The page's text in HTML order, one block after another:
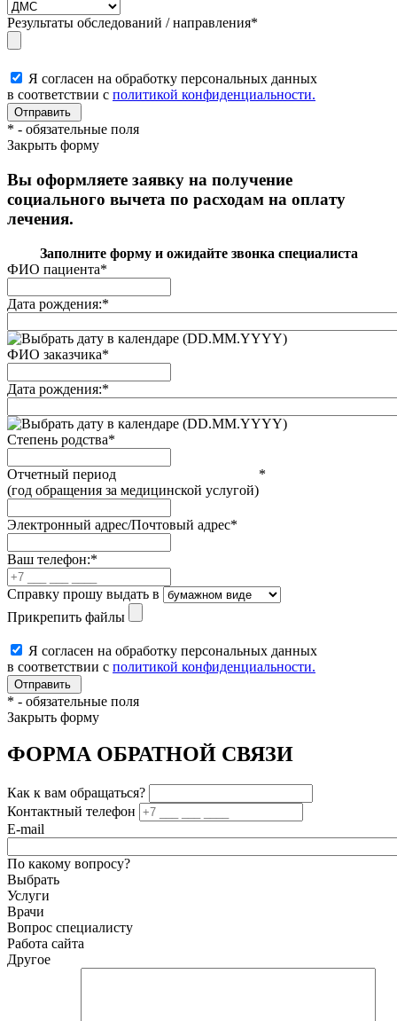
Результаты обследований / направления*
Я согласен на обработку персональных данных
в соответствии с политикой конфиденциальности.
* - обязательные поля
Закрыть форму
Вы оформляете заявку на получение
социального вычета по расходам на оплату
лечения.
Заполните форму и ожидайте звонка специалиста
ФИО пациента*
Дата рождения:*
(DD.MM.YYYY)
ФИО заказчика*
Дата рождения:*
(DD.MM.YYYY)
Степень родства*
Отчетный период
(год обращения за медицинской услугой)
*
Электронный адрес/Почтовый адрес*
Ваш телефон:*
Справку прошу выдать в
Прикрепить файлы
Я согласен на обработку персональных данных
в соответствии с политикой конфиденциальности.
* - обязательные поля
Закрыть форму
ФОРМА ОБРАТНОЙ СВЯЗИ
Как к вам обращаться?
Контактный телефон
E-mail
По какому вопросу?
Выбрать
Услуги
Врачи
Вопрос специалисту
Работа сайта
Другое